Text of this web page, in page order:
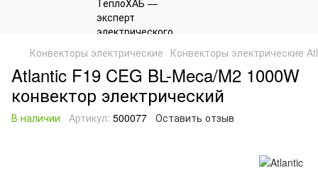
Конвекторы электрические Конвекторы электрические
Atlantic F19 CEG BL-Meca/M2 1000W
конвектор электрический
В наличии Артикул: 500077 Оставить отзыв